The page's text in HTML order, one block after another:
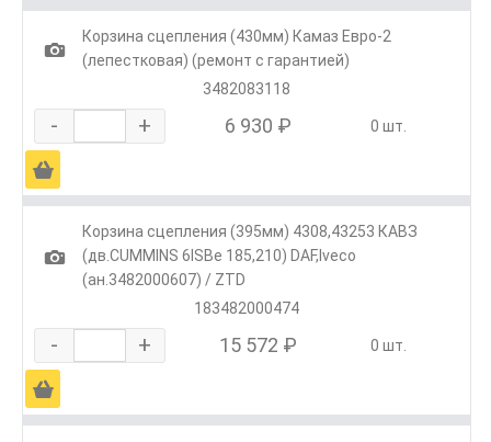
1
Корзина сцепления (430мм) Камаз Евро-2
(лепестковая) (ремонт с гарантией)
3482083118
- + 6 930 ₽ 0 шт.
Ä
1
Корзина сцепления (395мм) 4308,43253 КАВЗ
(дв.CUMMINS 6ISBe 185,210) DAF,Iveco
(ан.3482000607) / ZTD
183482000474
- + 15 572 ₽ 0 шт.
Ä